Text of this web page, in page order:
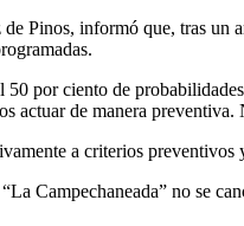
Pinos, informó que, tras un
por ciento de
actuar de manera
a criterios
Campechaneada” no se